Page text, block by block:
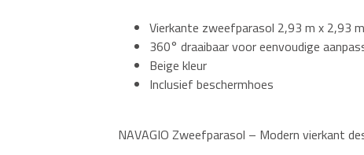
Vierkante zweefparasol 2,93 m x 2,93 m
360° draaibaar voor eenvoudige
Beige kleur
Inclusief beschermhoes
NAVAGIO Zweefparasol – Modern vierkant